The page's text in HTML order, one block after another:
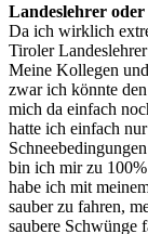
Landeslehrer
Da ich wirklich
Tiroler
Meine Kollegen
zwar ich könnte
mich da einfach
hatte ich einfach
bin ich mir zu
habe ich mit
sauber zu fahren,
saubere Schwünge